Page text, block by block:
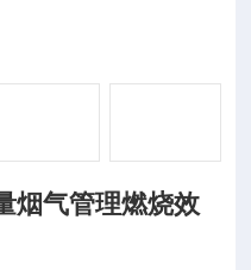
烟气管理燃烧效